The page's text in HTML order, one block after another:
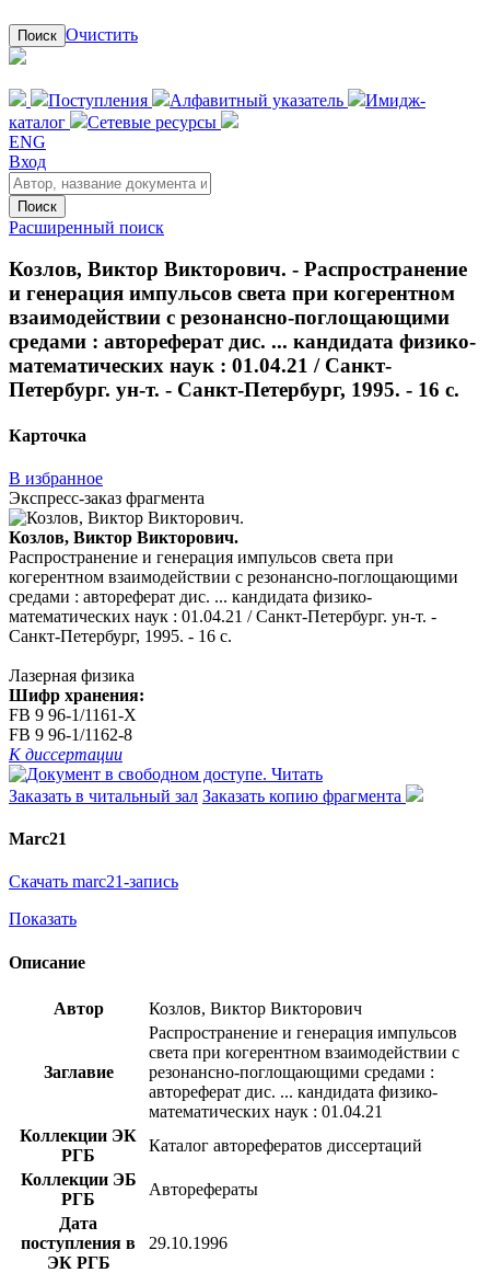
Поиск Очистить
Поступления Алфавитный указатель
Имидж-
каталог
Сетевые ресурсы
ENG
Вход
Поиск
Расширенный поиск
Козлов, Виктор Викторович. - Распространение
и генерация импульсов света при когерентном
взаимодействии с резонансно-поглощающими
средами : автореферат дис. ... кандидата физико-
математических наук : 01.04.21 / Санкт-
Петербург. ун-т. - Санкт-Петербург, 1995. - 16 с.
Карточка
В избранное
Экспресс-заказ фрагмента
Козлов, Виктор Викторович.
Распространение и генерация импульсов света при
когерентном взаимодействии с резонансно-поглощающими
средами : автореферат дис. ... кандидата физико-
математических наук : 01.04.21 / Санкт-Петербург. ун-т. -
Санкт-Петербург, 1995. - 16 с.
Лазерная физика
Шифр хранения:
FB 9 96-1/1161-X
FB 9 96-1/1162-8
К диссертации
Читать
Заказать в читальный зал Заказать копию фрагмента
Marc21
Скачать marc21-запись
Показать
Описание
Автор Козлов, Виктор Викторович
Заглавие
Распространение и генерация импульсов
света при когерентном взаимодействии с
резонансно-поглощающими средами :
автореферат дис. ... кандидата физико-
математических наук : 01.04.21
Коллекции ЭК
РГБ
Каталог авторефератов диссертаций
Коллекции ЭБ
РГБ
Авторефераты
Дата
поступления в
ЭК РГБ
29.10.1996